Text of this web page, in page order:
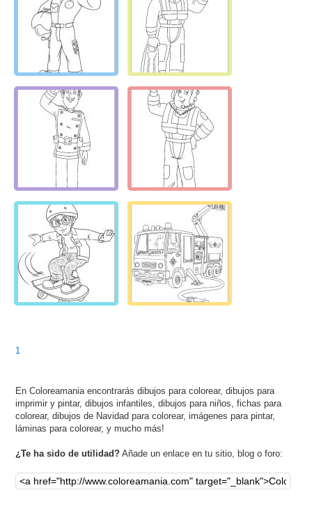
1
En Coloreamania encontrarás dibujos para colorear, dibujos para
imprimir y pintar, dibujos infantiles, dibujos para niños, fichas para
colorear, dibujos de Navidad para colorear, imágenes para pintar,
láminas para colorear, y mucho más!
¿Te ha sido de utilidad? Añade un enlace en tu sitio, blog o foro: